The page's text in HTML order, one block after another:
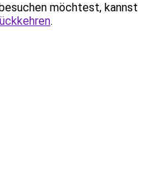
möchtest, kannst
.